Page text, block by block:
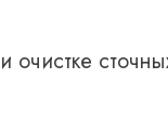
очистке